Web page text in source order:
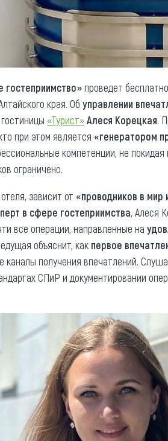
гостеприимство»проведет
края. Об управлении
гостиницы «Турист» Алеся Корецкая.
при этом является «генератором
компетенции, не
ограничено.
зависит от «проводников в мир
в сфере гостеприимства, Алеся
все операции, направленные на
объяснит, как первое
каналы получения впечатлений.
СПиР и документировании